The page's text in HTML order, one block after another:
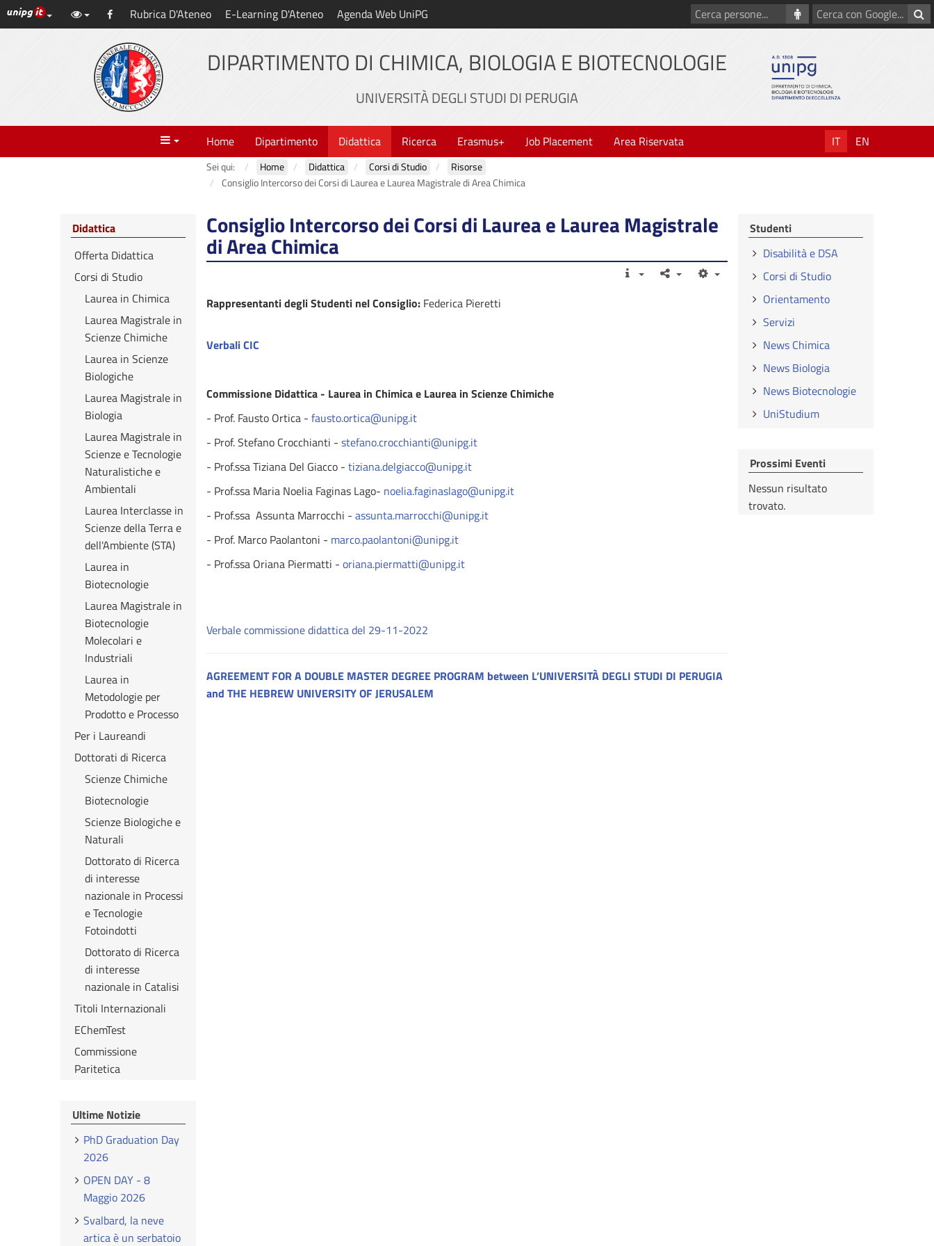
Vai
al
Link ai principali servizi web di Ateneo
Facebook
Rubrica D'Ateneo E-Learning D'Ateneo Agenda Web UniPG
Cerca
con
Cerca
persone
DIPARTIMENTO DI CHIMICA, BIOLOGIA E BIOTECNOLOGIE
UNIVERSITÀ DEGLI STUDI DI PERUGIA
Menu Home Dipartimento Didattica Ricerca Erasmus+ Job Placement Area Riservata IT EN
Sei qui: Home Didattica Corsi di Studio
Risorse
Consiglio Intercorso dei Corsi di Laurea e Laurea Magistrale di Area Chimica
Consiglio Intercorso dei Corsi di Laurea e Laurea Magistrale
di Area Chimica
Rappresentanti degli Studenti nel Consiglio: Federica Pieretti
Verbali CIC
Commissione Didattica - Laurea in Chimica e Laurea in Scienze Chimiche
- Prof. Fausto Ortica - fausto.ortica@unipg.it
- Prof. Stefano Crocchianti - stefano.crocchianti@unipg.it
- Prof.ssa Tiziana Del Giacco - tiziana.delgiacco@unipg.it
- Prof.ssa Maria Noelia Faginas Lago- noelia.faginaslago@unipg.it
- Prof.ssa Assunta Marrocchi - assunta.marrocchi@unipg.it
- Prof. Marco Paolantoni - marco.paolantoni@unipg.it
- Prof.ssa Oriana Piermatti - oriana.piermatti@unipg.it
Verbale commissione didattica del 29-11-2022
AGREEMENT FOR A DOUBLE MASTER DEGREE PROGRAM between L’UNIVERSITÀ DEGLI STUDI DI PERUGIA
and THE HEBREW UNIVERSITY OF JERUSALEM
Didattica
Offerta Didattica
Corsi di Studio
Laurea in Chimica
Laurea Magistrale in
Scienze Chimiche
Laurea in Scienze
Biologiche
Laurea Magistrale in
Biologia
Laurea Magistrale in
Scienze e Tecnologie
Naturalistiche e
Ambientali
Laurea Interclasse in
Scienze della Terra e
dell'Ambiente (STA)
Laurea in
Biotecnologie
Laurea Magistrale in
Biotecnologie
Molecolari e
Industriali
Laurea in
Metodologie per
Prodotto e Processo
Per i Laureandi
Dottorati di Ricerca
Scienze Chimiche
Biotecnologie
Scienze Biologiche e
Naturali
Dottorato di Ricerca
di interesse
nazionale in Processi
e Tecnologie
Fotoindotti
Dottorato di Ricerca
di interesse
nazionale in Catalisi
Titoli Internazionali
EChemTest
Commissione
Paritetica
Ultime Notizie
PhD Graduation Day
2026
OPEN DAY - 8
Maggio 2026
Svalbard, la neve
artica è un serbatoio
Studenti
Disabilità e DSA
Corsi di Studio
Orientamento
Servizi
News Chimica
News Biologia
News Biotecnologie
UniStudium
Prossimi Eventi
Nessun risultato
trovato.